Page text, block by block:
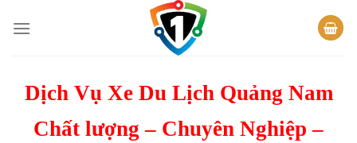
qua
Dịch Vụ Xe Du Lịch Quảng Nam
Chất lượng – Chuyên Nghiệp –